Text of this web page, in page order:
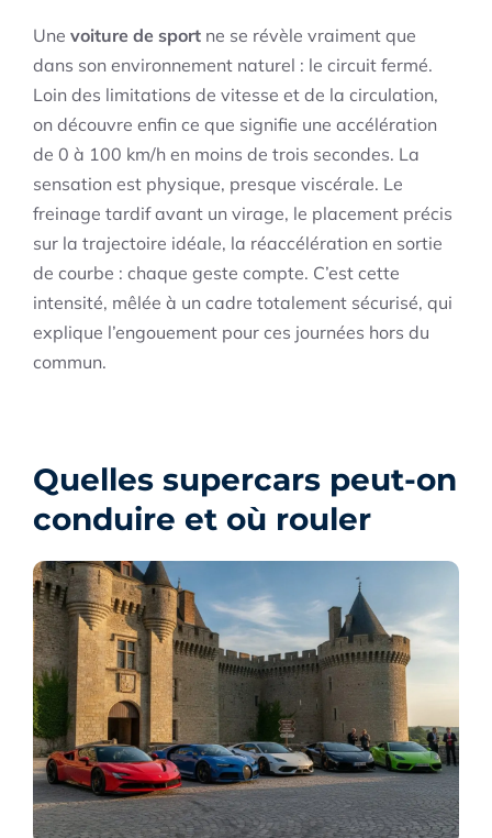
Une voiture de sport ne se révèle vraiment que
dans son environnement naturel : le circuit fermé.
Loin des limitations de vitesse et de la circulation,
on découvre enfin ce que signifie une accélération
de 0 à 100 km/h en moins de trois secondes. La
sensation est physique, presque viscérale. Le
freinage tardif avant un virage, le placement précis
sur la trajectoire idéale, la réaccélération en sortie
de courbe : chaque geste compte. C’est cette
intensité, mêlée à un cadre totalement sécurisé, qui
explique l’engouement pour ces journées hors du
commun.
Quelles supercars peut-on
conduire et où rouler